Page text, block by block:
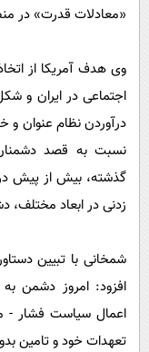
«معادلات قدرت» در
وی هدف آمریکا از
اجتماعی در ایران و
درآوردن نظام عنوان و
گذشته، بیش از پیش در
زدنی در ابعاد مختلف،
شمخانی با تبیین
افزود: امروز دشمن
اعمال سیاست فشار -
تعهدات خود و تامین